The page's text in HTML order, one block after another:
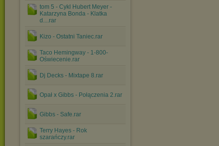
tom 5 - Cykl Hubert Meyer -
Katarzyna Bonda - Klatka
d....rar
Kizo - Ostatni Taniec.rar
Taco Hemingway - 1-800-
Oświecenie.rar
Dj Decks - Mixtape 8.rar
Opał x Gibbs - Połączenia 2.rar
Gibbs - Safe.rar
Terry Hayes - Rok
szarańczy.rar